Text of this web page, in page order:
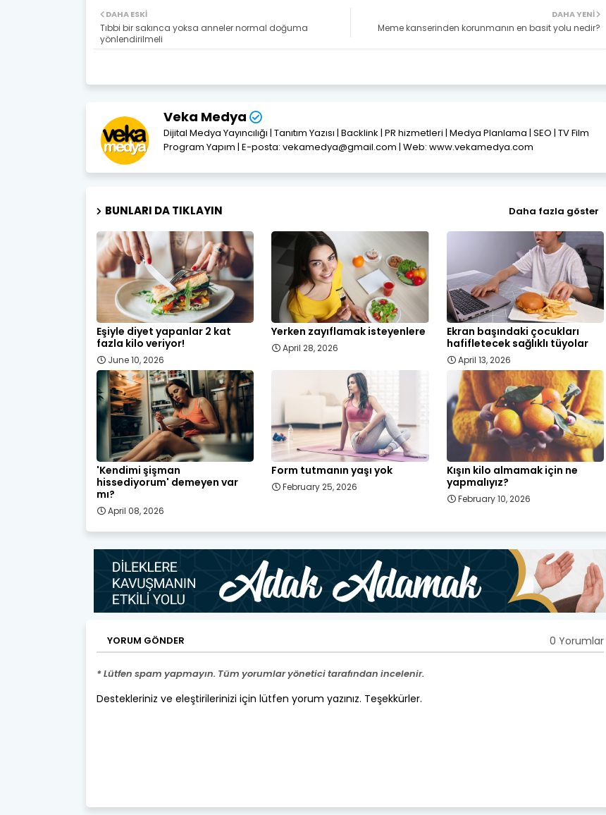
DAHA YENI
Meme kanserinden korunmanın en basit yolu nedir?
DAHA ESKI
Tıbbi bir sakınca yoksa anneler normal doğuma
yönlendirilmeli
Veka Medya
Dijital Medya Yayıncılığı | Tanıtım Yazısı | Backlink | PR hizmetleri | Medya Planlama | SEO | TV Film
Program Yapım | E-posta: vekamedya@gmail.com | Web: www.vekamedya.com
BUNLARI DA TIKLAYIN Daha fazla göster
Eşiyle diyet yapanlar 2 kat
fazla kilo veriyor!
June 10, 2026
Yerken zayıflamak isteyenlere
April 28, 2026
Ekran başındaki çocukları
hafifletecek sağlıklı tüyolar
April 13, 2026
'Kendimi şişman
hissediyorum' demeyen var
mı?
April 08, 2026
Form tutmanın yaşı yok
February 25, 2026
Kışın kilo almamak için ne
yapmalıyız?
February 10, 2026
YORUM GÖNDER 0 Yorumlar
* Lütfen spam yapmayın. Tüm yorumlar yönetici tarafından incelenir.
Destekleriniz ve eleştirilerinizi için lütfen yorum yazınız. Teşekkürler.